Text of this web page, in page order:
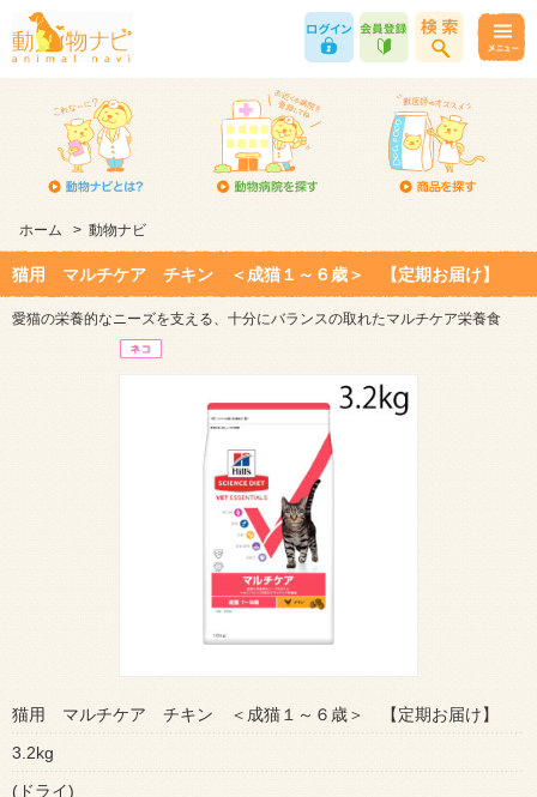
ホーム > 動物ナビ
猫用 マルチケア チキン ＜成猫１～６歳＞ 【定期お届け】
愛猫の栄養的なニーズを支える、十分にバランスの取れたマルチケア栄養食
猫用 マルチケア チキン ＜成猫１～６歳＞ 【定期お届け】
3.2kg
(ドライ)